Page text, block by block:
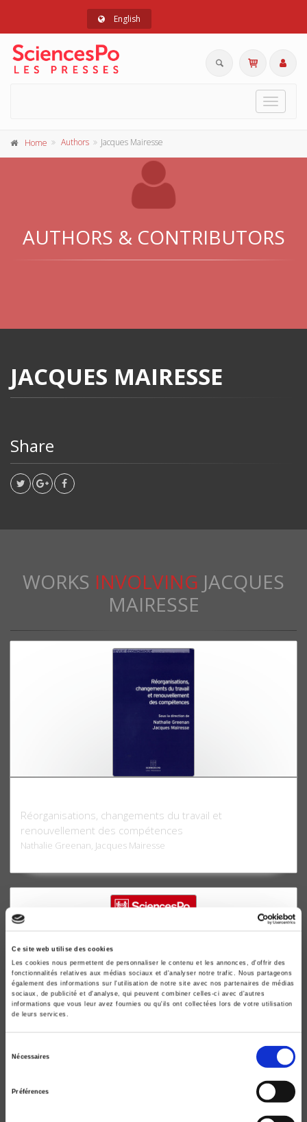
Ce site web utilise des cookies
Les cookies nous permettent de personnaliser le contenu et les annonces, d'offrir des
fonctionnalités relatives aux médias sociaux et d'analyser notre trafic. Nous partageons
également des informations sur l'utilisation de notre site avec nos partenaires de médias
sociaux, de publicité et d'analyse, qui peuvent combiner celles-ci avec d'autres
informations que vous leur avez fournies ou qu'ils ont collectées lors de votre utilisation
de leurs services.
Nécessaires
Préférences
English
Toggle
Home Authors Jacques Mairesse
AUTHORS & CONTRIBUTORS
JACQUES MAIRESSE
Share
WORKS INVOLVING JACQUES
MAIRESSE
Réorganisations, changements du travail et
renouvellement des compétences
Nathalie Greenan, Jacques Mairesse
Jacques Mairesse